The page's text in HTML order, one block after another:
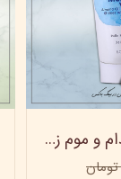
کرم روغن بادام و موم زنبور عسل ویتابلا - 60 میلی لیتر